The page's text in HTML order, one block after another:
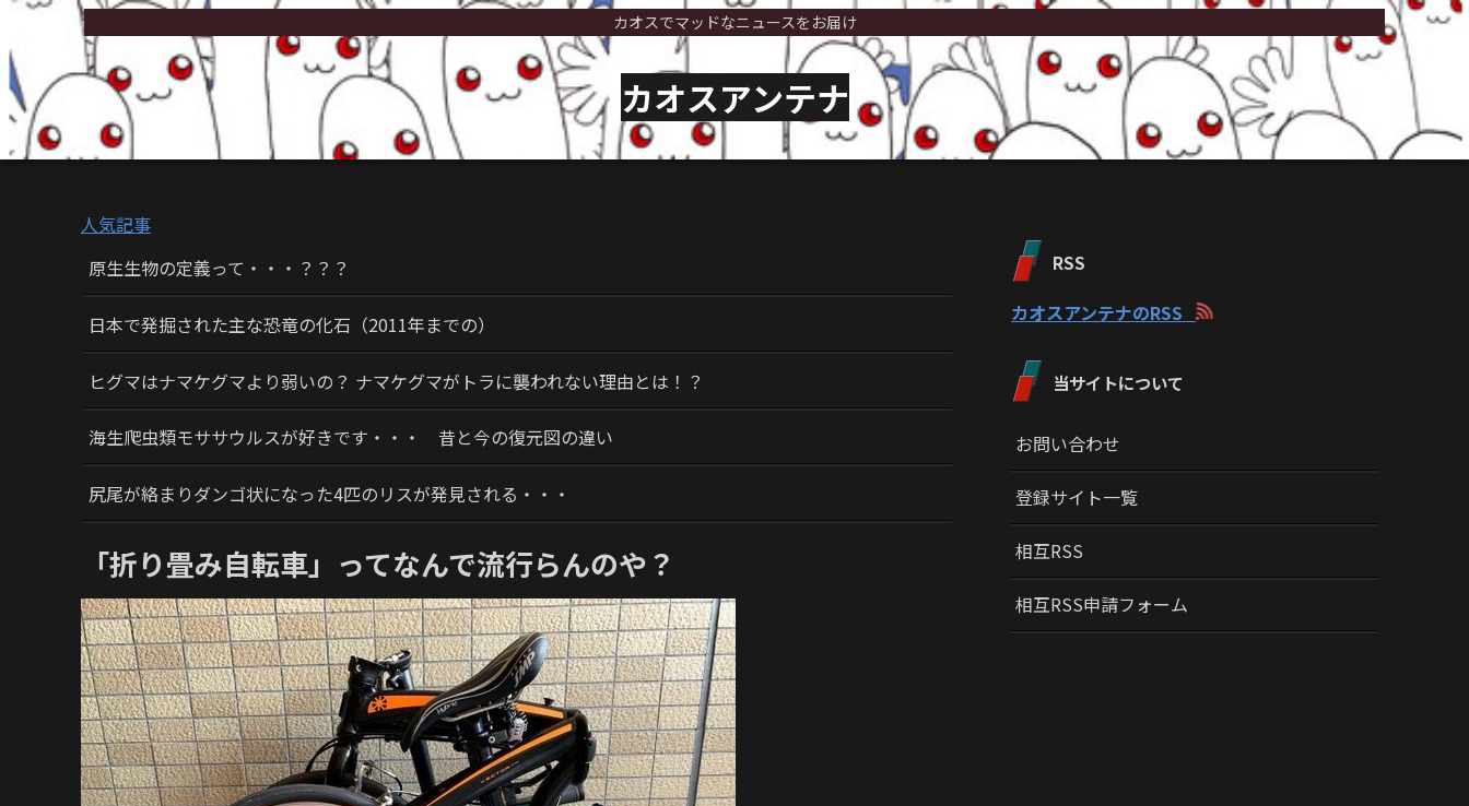
カオスでマッドなニュースをお届け
カオスアンテナ
人気記事
原生生物の定義って・・・？？？
日本で発掘された主な恐竜の化石（2011年までの）
ヒグマはナマケグマより弱いの？ ナマケグマがトラに襲われない理由とは！？
海生爬虫類モササウルスが好きです・・・ 昔と今の復元図の違い
尻尾が絡まりダンゴ状になった4匹のリスが発見される・・・
「折り畳み自転車」ってなんで流行らんのや？
RSS
カオスアンテナのRSS
当サイトについて
お問い合わせ
登録サイト一覧
相互RSS
相互RSS申請フォーム